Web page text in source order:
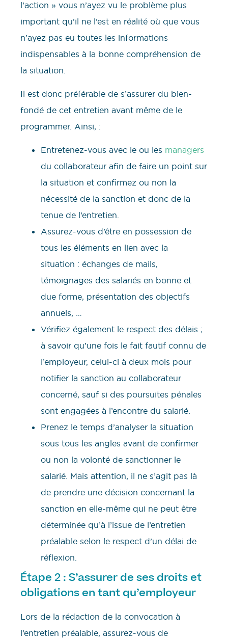
l’action » vous n’ayez vu le problème plus
important qu’il ne l’est en réalité où que vous
n’ayez pas eu toutes les informations
indispensables à la bonne compréhension de
la situation.
Il est donc préférable de s’assurer du bien-
fondé de cet entretien avant même de le
programmer. Ainsi, :
Entretenez-vous avec le ou les managers
du collaborateur afin de faire un point sur
la situation et confirmez ou non la
nécessité de la sanction et donc de la
tenue de l’entretien.
Assurez-vous d’être en possession de
tous les éléments en lien avec la
situation : échanges de mails,
témoignages des salariés en bonne et
due forme, présentation des objectifs
annuels, …
Vérifiez également le respect des délais ;
à savoir qu’une fois le fait fautif connu de
l’employeur, celui-ci à deux mois pour
notifier la sanction au collaborateur
concerné, sauf si des poursuites pénales
sont engagées à l’encontre du salarié.
Prenez le temps d’analyser la situation
sous tous les angles avant de confirmer
ou non la volonté de sanctionner le
salarié. Mais attention, il ne s’agit pas là
de prendre une décision concernant la
sanction en elle-même qui ne peut être
déterminée qu’à l’issue de l’entretien
préalable selon le respect d’un délai de
réflexion.
Étape 2 : S’assurer de ses droits et
obligations en tant qu’employeur
Lors de la rédaction de la convocation à
l’entretien préalable, assurez-vous de